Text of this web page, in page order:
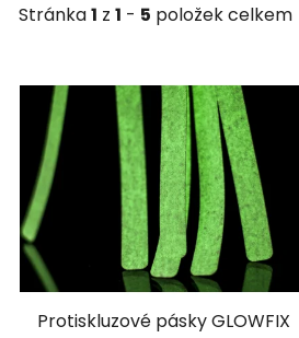
Stránka1 z 1 - 5 položek celkem
s
p
oProtiskluzové pásky GLOWFIX